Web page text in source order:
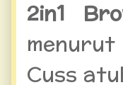
2in1
Cuss